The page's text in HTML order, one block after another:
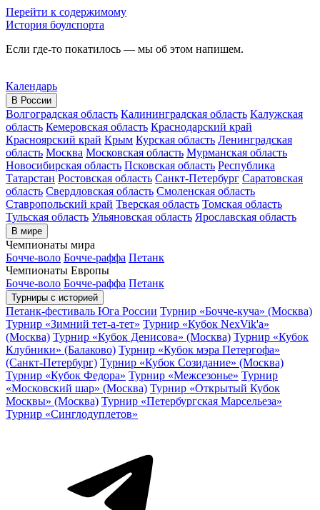
Перейти к содержимому
История боулспорта
Если где-то покатилось — мы об этом напишем.
Календарь
В России
Волгоградская область Калининградская область Калужская
область Кемеровская область Краснодарский край
Красноярский край Крым Курская область Ленинградская
область Москва Московская область Мурманская область
Новосибирская область Псковская область Республика
Татарстан Ростовская область Санкт-Петербург Саратовская
область Свердловская область Смоленская область
Ставропольский край Тверская область Томская область
Тульская область Ульяновская область Ярославская область
В мире
Чемпионаты мира
Бочче-воло Бочче-раффа Петанк
Чемпионаты Европы
Бочче-воло Бочче-раффа Петанк
Турниры с историей
Петанк-фестиваль Юга России Турнир «Бочче-куча» (Москва)
Турнир «Зимний тет-а-тет» Турнир «Кубок NexVik'a»
(Москва) Турнир «Кубок Денисова» (Москва) Турнир «Кубок
Клубники» (Балаково) Турнир «Кубок мэра Петергофа»
(Санкт-Петербург) Турнир «Кубок Созидание» (Москва)
Турнир «Кубок Федора» Турнир «Межсезонье» Турнир
«Московский шар» (Москва) Турнир «Открытый Кубок
Москвы» (Москва) Турнир «Петербургская Марсельеза»
Турнир «Синглодуплетов»